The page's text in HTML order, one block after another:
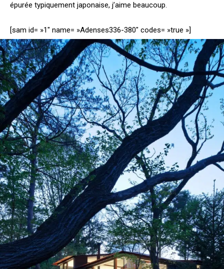
épurée typiquement japonaise, j’aime beaucoup.
[sam id= »1″ name= »Adenses336-380″ codes= »true »]